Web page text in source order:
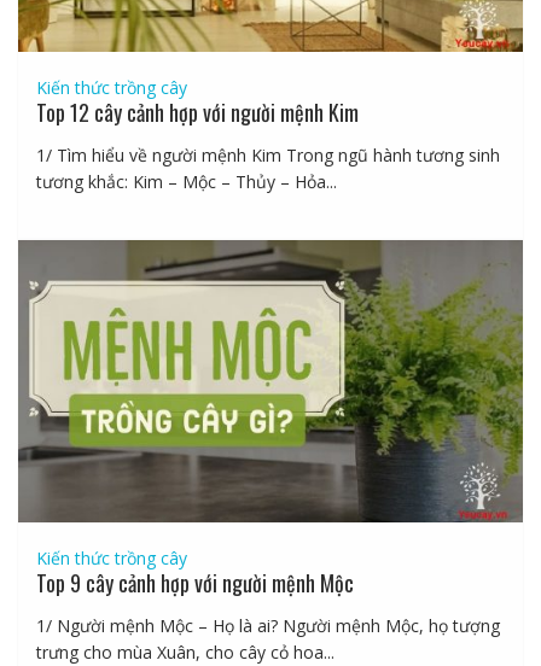
Kiến thức trồng cây
Top 12 cây cảnh hợp với người mệnh Kim
1/ Tìm hiểu về người mệnh Kim Trong ngũ hành tương sinh
tương khắc: Kim – Mộc – Thủy – Hỏa...
Kiến thức trồng cây
Top 9 cây cảnh hợp với người mệnh Mộc
1/ Người mệnh Mộc – Họ là ai? Người mệnh Mộc, họ tượng
trưng cho mùa Xuân, cho cây cỏ hoa...